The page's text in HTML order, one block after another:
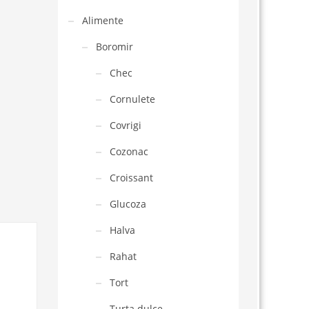
Alimente
Boromir
Chec
Cornulete
Covrigi
Cozonac
Croissant
Glucoza
Halva
Rahat
Tort